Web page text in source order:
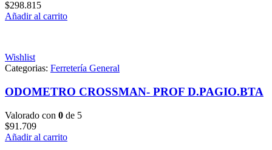
$298.815
Añadir al carrito
Wishlist
Categorias: Ferretería General
ODOMETRO CROSSMAN- PROF D.PAGIO.BTA
Valorado con 0 de 5
$91.709
Añadir al carrito